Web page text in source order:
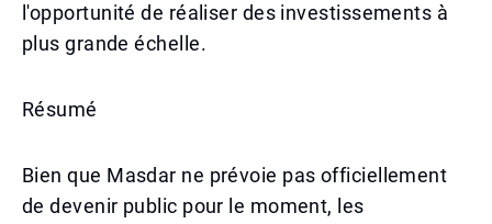
l'opportunité de réaliser des investissements à
plus grande échelle.
Résumé
Bien que Masdar ne prévoie pas officiellement
de devenir public pour le moment, les